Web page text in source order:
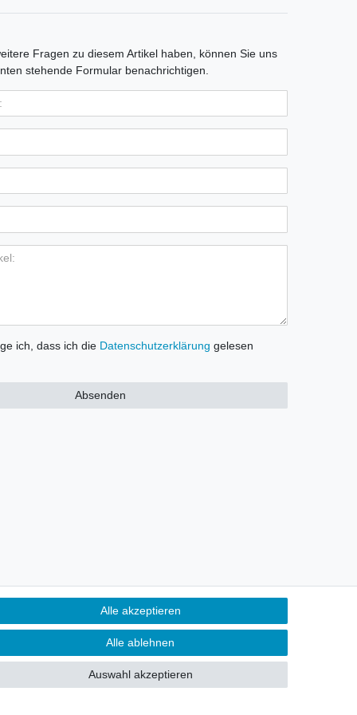
Fragen zu diesem Artikel haben, können Sie uns
stehende Formular benachrichtigen.
ich, dass ich die Daten­schutz­erklärung gelesen
Absenden
Telefon & WhatsApp
Alle akzeptieren
Alle ablehnen
Auswahl akzeptieren